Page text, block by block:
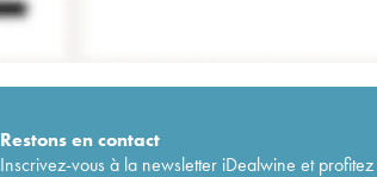
Restons encontact
Inscrivez-vous à la newsletter iDealwine et